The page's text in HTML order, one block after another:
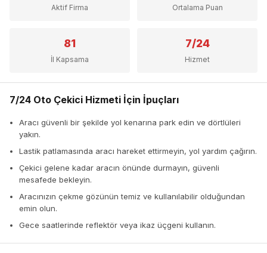
Aktif Firma Ortalama Puan
81
İl Kapsama
7/24
Hizmet
7/24 Oto Çekici Hizmeti İçin İpuçları
Aracı güvenli bir şekilde yol kenarına park edin ve dörtlüleri
yakın.
Lastik patlamasında aracı hareket ettirmeyin, yol yardım çağırın.
Çekici gelene kadar aracın önünde durmayın, güvenli
mesafede bekleyin.
Aracınızın çekme gözünün temiz ve kullanılabilir olduğundan
emin olun.
Gece saatlerinde reflektör veya ikaz üçgeni kullanın.